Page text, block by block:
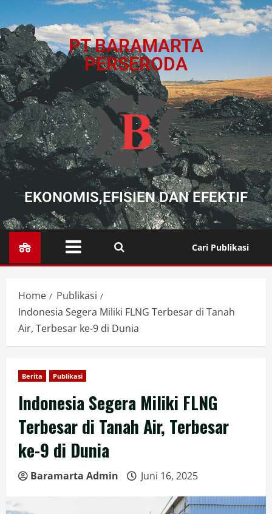
PT BARAMARTA
PERSERODA
EKONOMIS,EFISIEN DAN EFEKTIF
Cari Publikasi
Home
Publikasi
Indonesia Segera Miliki FLNG Terbesar di Tanah
Air, Terbesar ke-9 di Dunia
Berita Publikasi
Indonesia Segera Miliki FLNG
Terbesar di Tanah Air, Terbesar
ke-9 di Dunia
Baramarta Admin Juni 16, 2025